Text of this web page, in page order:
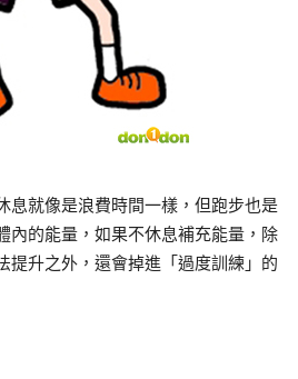
息就像是浪費時間一樣，但跑步也是
內的能量，如果不休息補充能量，除
提升之外，還會掉進「過度訓練」的